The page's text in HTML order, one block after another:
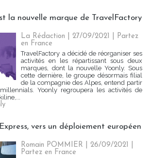
la nouvelle marque de TravelFactory
La Rédaction | 27/09/2021
Partez
en France
TravelFactory a décidé de réorganiser ses
activités en les répartissant sous deux
marques, dont la nouvelle Yoonly. Sous
cette dernière, le groupe désormais filial
de la compagnie des Alpes, entend partir
Yoonly regroupera les activités de
vers un déploiement européen
Romain POMMIER | 26/09/2021
Partez en France